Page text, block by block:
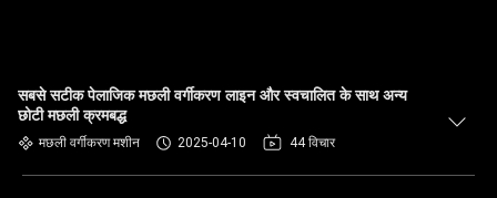
सबसे सटीक पेलाजिक मछली वर्गीकरण लाइन और स्वचालित के साथ अन्य
छोटी मछली क्रमबद्ध
मछली वर्गीकरण मशीन 2025-04-10 44 विचार